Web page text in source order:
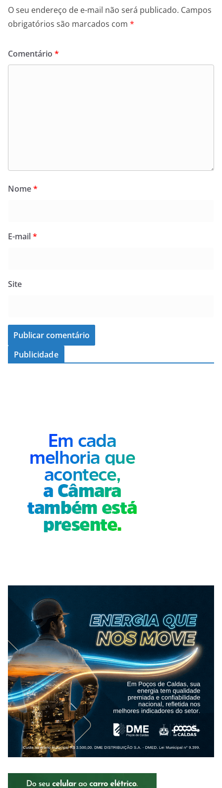
O seu endereço de e-mail não será publicado. Campos
obrigatórios são marcados com *
Comentário *
Nome*
E-mail*
Site
Publicidade